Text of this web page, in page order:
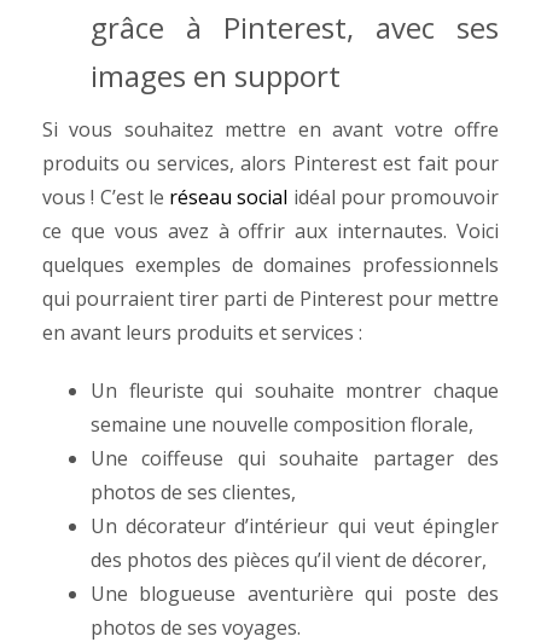
grâce à Pinterest, avec ses
images en support
Si vous souhaitez mettre en avant votre offre
produits ou services, alors Pinterest est fait pour
vous ! C’est le réseau social idéal pour promouvoir
ce que vous avez à offrir aux internautes. Voici
quelques exemples de domaines professionnels
qui pourraient tirer parti de Pinterest pour mettre
en avant leurs produits et services :
Un fleuriste qui souhaite montrer chaque
semaine une nouvelle composition florale,
Une coiffeuse qui souhaite partager des
photos de ses clientes,
Un décorateur d’intérieur qui veut épingler
des photos des pièces qu’il vient de décorer,
Une blogueuse aventurière qui poste des
photos de ses voyages.